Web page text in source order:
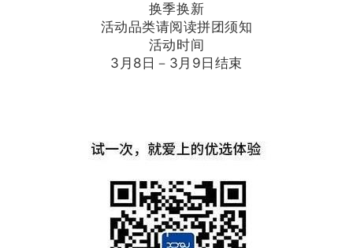
换季换新
活动品类请阅读拼团须知
活动时间
3月8日－3月9日结束